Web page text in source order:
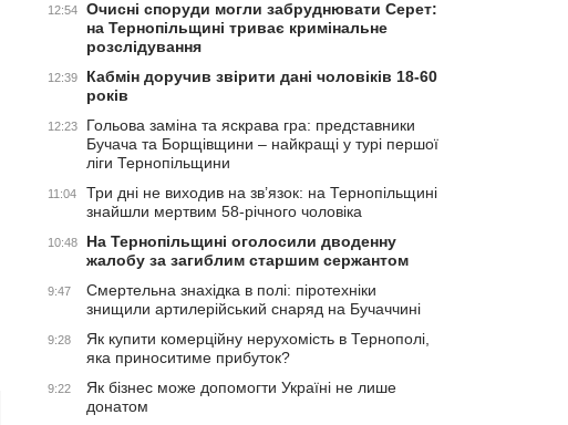
12:54
Очисні споруди могли забруднювати Серет:
на Тернопільщині триває кримінальне
розслідування
12:39
Кабмін доручив звірити дані чоловіків 18-60
років
12:23
Гольова заміна та яскрава гра: представники
Бучача та Борщівщини – найкращі у турі першої
ліги Тернопільщини
11:04
Три дні не виходив на зв’язок: на Тернопільщині
знайшли мертвим 58-річного чоловіка
10:48
На Тернопільщині оголосили дводенну
жалобу за загиблим старшим сержантом
9:47
Смертельна знахідка в полі: піротехніки
знищили артилерійський снаряд на Бучаччині
9:28
Як купити комерційну нерухомість в Тернополі,
яка приноситиме прибуток?
9:22
Як бізнес може допомогти Україні не лише
донатом